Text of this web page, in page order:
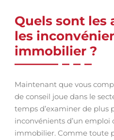
Quels sont les
les
immobilier ?
Maintenant que vous
de conseil joue dans le
temps d’examiner de plus
inconvénients d’un emploi
immobilier. Comme toute